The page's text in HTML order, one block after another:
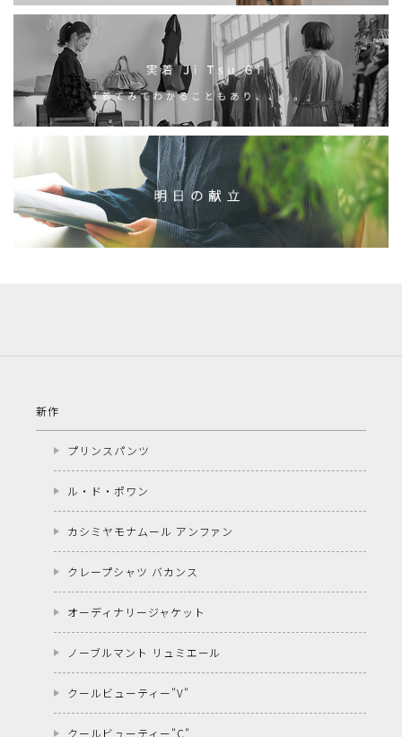
新作
プリンスパンツ
ル・ド・ポワン
カシミヤモナムール アンファン
クレープシャツ バカンス
オーディナリージャケット
ノーブルマント リュミエール
クールビューティー"V"
クールビューティー"C"